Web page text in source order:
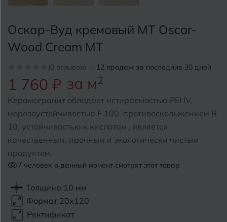
Оскар-Вуд кремовый MT Oscar-
Wood Cream MT
(0 отзывов) 12 продаж за последние 30 дней
1 760 ₽ за м2
Керамогранит обладает истираемостью PEI IV,
морозоустойчивостью F 100, противоскольжением R
10, устойчивостью к кислотам , является
качественным, прочным и экологически чистым
продуктом.
7 человек в данный момент смотрят этот товар
Толщина:10 мм
Формат:20x120
Ректификат
Анапа
Б Барнаул
Белгород
Белореченск
Боровичи
Бугульма
Бугуруслан
Псков
Ростов-на-Дону